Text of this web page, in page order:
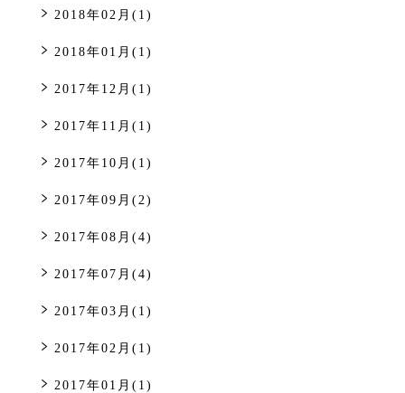
2018年02月(1)
2018年01月(1)
2017年12月(1)
2017年11月(1)
2017年10月(1)
2017年09月(2)
2017年08月(4)
2017年07月(4)
2017年03月(1)
2017年02月(1)
2017年01月(1)